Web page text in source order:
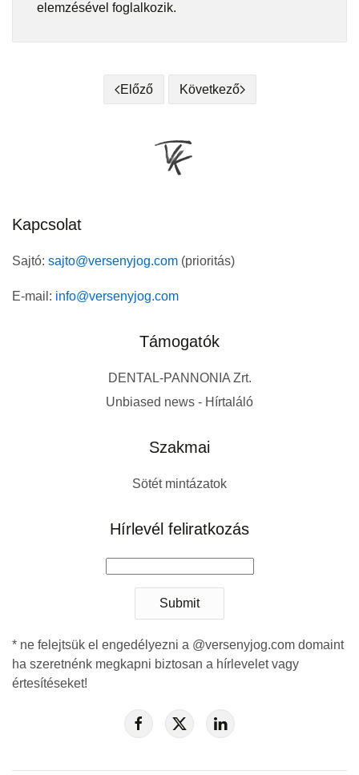
elemzésével foglalkozik.
Előző Következő
Kapcsolat
Sajtó: sajto@versenyjog.com (prioritás)
E-mail: info@versenyjog.com
Támogatók
DENTAL-PANNONIA Zrt.
Unbiased news - Hírtaláló
Szakmai
Sötét mintázatok
Hírlevél feliratkozás
Submit
* ne felejtsük el engedélyezni a @versenyjog.com domaint
ha szeretnénk megkapni biztosan a hírlevelet vagy
értesítéseket!